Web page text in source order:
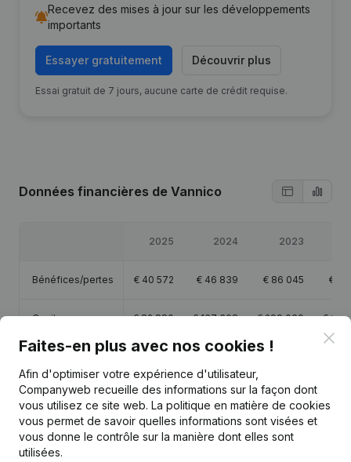
Recevez des mises à jour sur les développements
importants
Essayer gratuitement Découvrir plus
Essai gratuit de 7 jours, aucune carte de crédit requise.
Données financières de Vannico
2025 2024 2023
Bénéfices/pertes € 40 572 € 46 839 € 86 045 €
Capitaux propres €82 880 €167 308 €299 069 €213
Publications
Faites-en plus avec nos cookies !
Afin d'optimiser votre expérience d'utilisateur,
Companyweb recueille des informations sur la façon dont
vous utilisez ce site web. La politique en matière de cookies
vous permet de savoir quelles informations sont visées et
vous donne le contrôle sur la manière dont elles sont
utilisées.